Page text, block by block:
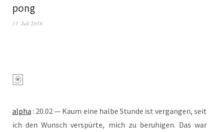
pong
11. Juli 2018
alpha : 20.02 — Kaum eine hal­be Stun­de ist ver­gan­gen, seit
ich den Wunsch ver­spür­te, mich zu beru­hi­gen. Das war